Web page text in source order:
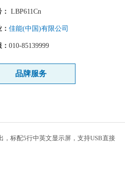
LBP611Cn
佳能(中国)有限公司
010-85139999
品牌服务
标配5行中英文显示屏，支持USB直接